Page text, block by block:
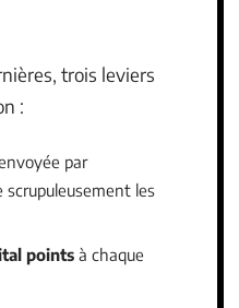
trois leviers
:
par
scrupuleusement les
points à chaque